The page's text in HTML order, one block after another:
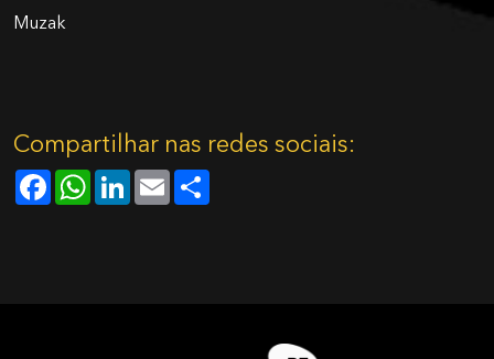
Muzak
Compartilhar nas redes sociais:
FacebookWhatsApp
LinkedIn
Email